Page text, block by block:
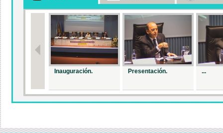
Inauguración. Presentación. ...